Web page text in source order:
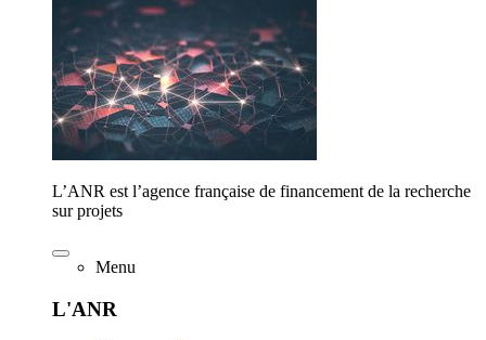
L’ANR est l’agence française de financement de la recherche
sur projets
Menu
L'ANR